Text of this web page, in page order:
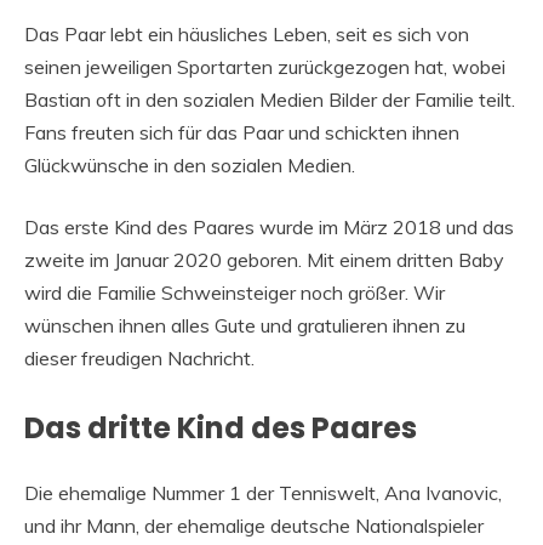
Das Paar lebt ein häusliches Leben, seit es sich von
seinen jeweiligen Sportarten zurückgezogen hat, wobei
Bastian oft in den sozialen Medien Bilder der Familie teilt.
Fans freuten sich für das Paar und schickten ihnen
Glückwünsche in den sozialen Medien.
Das erste Kind des Paares wurde im März 2018 und das
zweite im Januar 2020 geboren. Mit einem dritten Baby
wird die Familie Schweinsteiger noch größer. Wir
wünschen ihnen alles Gute und gratulieren ihnen zu
dieser freudigen Nachricht.
Das dritte Kind des Paares
Die ehemalige Nummer 1 der Tenniswelt, Ana Ivanovic,
und ihr Mann, der ehemalige deutsche Nationalspieler